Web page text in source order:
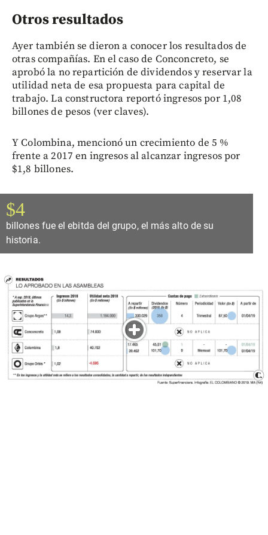
Otros resultados
Ayer también se dieron a conocer los resultados de
otras compañías. En el caso de Conconcreto, se
aprobó la no repartición de dividendos y reservar la
utilidad neta de esa propuesta para capital de
trabajo. La constructora reportó ingresos por 1,08
billones de pesos (ver claves).
Y Colombina, mencionó un crecimiento de 5 %
frente a 2017 en ingresos al alcanzar ingresos por
$1,8 billones.
$4
billones fue el ebitda del grupo, el más alto de su
historia.